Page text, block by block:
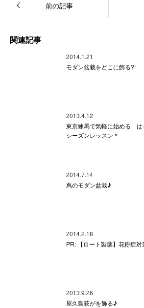
前の記事
関連記事
2014.1.21
モダン盆栽をどこに飾る?!
2013.4.12
東京練馬で気軽に始める
シーズンレッスン＊
2014.7.14
蔦のモダン盆栽♪
2014.2.18
PR: 【ロート製薬】花粉症対
2013.9.26
屋久島萩がを飾る♪